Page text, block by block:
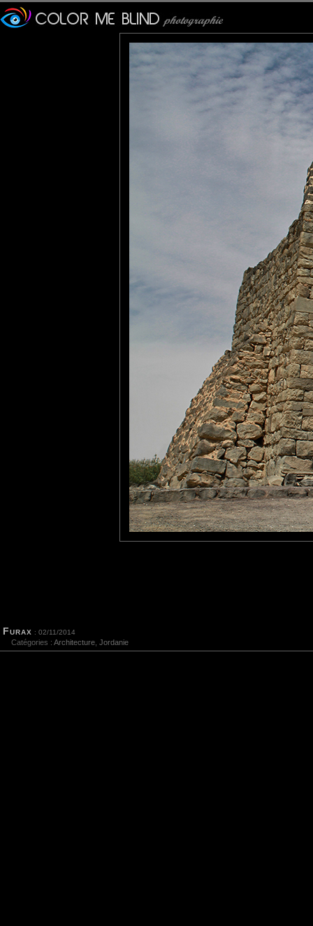
Furax : 02/11/2014
Catégories : Architecture Jordanie
l'oasis d'Azraq, la
environnant, sur près de
Plusieurs civilisations
région désertique
Au XVIe siècle, l'Empire
T. E. Lawrence
1917, pendant la grande
Il installe son bureau
Des portes en pierres ?
Tu as des photos de la
Une bâtisse massive
Très beau... Tant de
Laisser un commentaire
Nom
E-mail
Site